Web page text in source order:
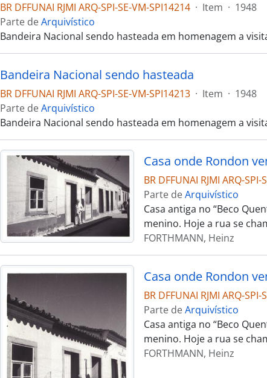
BR DFFUNAI RJMI ARQ-SPI-SE-VM-SPI14214 · Item · 1948
Parte deArquivístico
Bandeira Nacional sendo hasteada em homenagem a
Bandeira Nacional sendo hasteada
BR DFFUNAI RJMI ARQ-SPI-SE-VM-SPI14213 · Item · 1948
Parte deArquivístico
Bandeira Nacional sendo hasteada em homenagem a
Casa onde Rondon
BR DFFUNAI RJMI ARQ-
Parte deArquivístico
Casa antiga no “Beco
menino. Hoje a rua se
FORTHMANN, Heinz
Casa onde Rondon
BR DFFUNAI RJMI ARQ-
Parte deArquivístico
Casa antiga no “Beco
menino. Hoje a rua se
FORTHMANN, Heinz